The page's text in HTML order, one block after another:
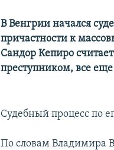
В Венгрии начался
причастности к
Сандор Кепиро
преступником, все
Судебный процесс по
По словам Владимира